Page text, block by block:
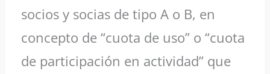
socios y socias de tipo A o B, en
concepto de “cuota de uso” o “cuota
de participación en actividad” que